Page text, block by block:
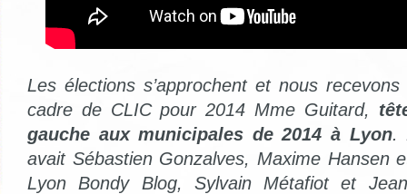
Les élections s’approchent et nous
cadre de CLIC pour 2014 Mme Guitard,
gauche aux municipales de 2014 à Lyon.
avait Sébastien Gonzalves, Maxime Hansen
Lyon Bondy Blog, Sylvain Métafiot et